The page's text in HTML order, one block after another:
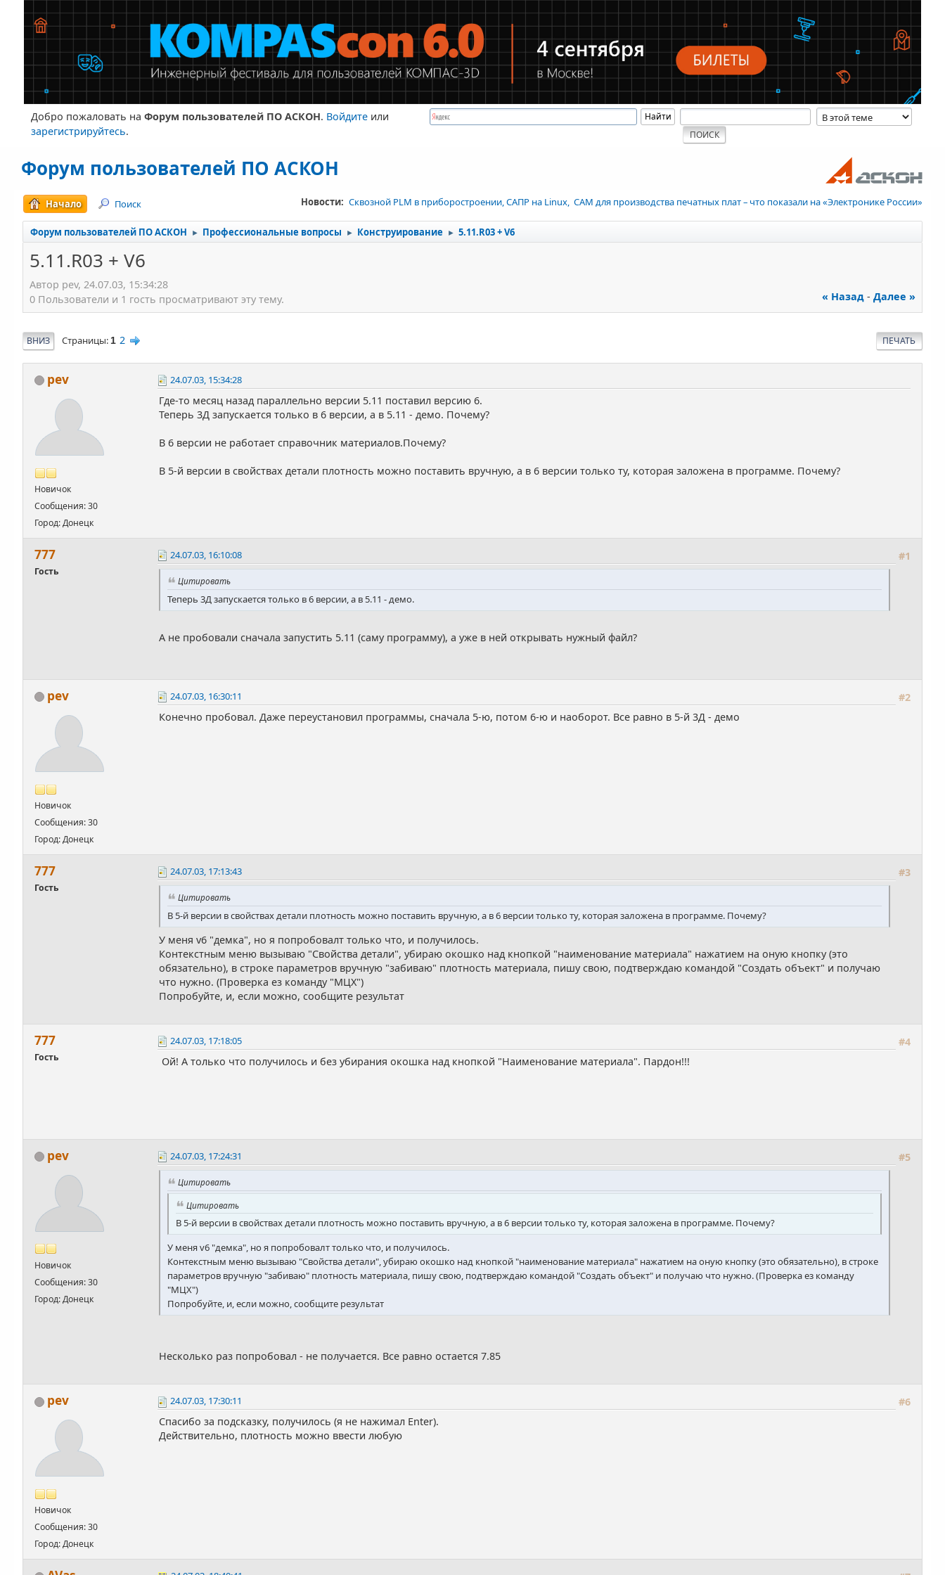
Добро пожаловать на Форум пользователей ПО АСКОН. Войдитеили
зарегистрируйтесь.
Форум пользователей ПО АСКОН
Новости: Сквозной PLM в приборостроении, САПР на Linux, CAM для производства печатных плат – что показали на «Электронике России»
Начало Поиск
Форум пользователей ПО АСКОН ► Профессиональные вопросы ► Конструирование ► 5.11.R03 + V6
5.11.R03 + V6
Автор pev, 24.07.03, 15:34:28
« Назад- Далее »
0 Пользователи и 1 гость просматривают эту тему.
ПЕЧАТЬ
ВНИЗ Страницы 1 2
pev
Новичок
Сообщения: 30
Город: Донецк
24.07.03, 15:34:28
Где-то месяц назад параллельно версии 5.11 поставил версию 6.
Теперь 3Д запускается только в 6 версии, а в 5.11 - демо. Почему?
В 6 версии не работает справочник материалов.Почему?
В 5-й версии в свойствах детали плотность можно поставить вручную, а в 6 версии только ту, которая заложена в программе. Почему?
777
Гость
#1
24.07.03, 16:10:08
Цитировать
Теперь 3Д запускается только в 6 версии, а в 5.11 - демо.
А не пробовали сначала запустить 5.11 (саму программу), а уже в ней открывать нужный файл?
pev
Новичок
Сообщения: 30
Город: Донецк
#2
24.07.03, 16:30:11
Конечно пробовал. Даже переустановил программы, сначала 5-ю, потом 6-ю и наоборот. Все равно в 5-й 3Д - демо
777
Гость
#3
24.07.03, 17:13:43
Цитировать
В 5-й версии в свойствах детали плотность можно поставить вручную, а в 6 версии только ту, которая заложена в программе. Почему?
У меня v6 "демка", но я попробовалт только что, и получилось.
Контекстным меню вызываю "Свойства детали", убираю окошко над кнопкой "наименование материала" нажатием на оную кнопку (это
обязательно), в строке параметров вручную "забиваю" плотность материала, пишу свою, подтверждаю командой "Создать объект" и получаю
что нужно. (Проверка ез команду "МЦХ")
Попробуйте, и, если можно, сообщите результат
777
Гость
#4
24.07.03, 17:18:05
Ой! А только что получилось и без убирания окошка над кнопкой "Наименование материала". Пардон!!!
pev
Новичок
Сообщения: 30
Город: Донецк
#5
24.07.03, 17:24:31
Цитировать
Цитировать
В 5-й версии в свойствах детали плотность можно поставить вручную, а в 6 версии только ту, которая заложена в программе. Почему?
У меня v6 "демка", но я попробовалт только что, и получилось.
Контекстным меню вызываю "Свойства детали", убираю окошко над кнопкой "наименование материала" нажатием на оную кнопку (это обязательно), в строке
параметров вручную "забиваю" плотность материала, пишу свою, подтверждаю командой "Создать объект" и получаю что нужно. (Проверка ез команду
"МЦХ")
Попробуйте, и, если можно, сообщите результат
Несколько раз попробовал - не получается. Все равно остается 7.85
pev
Новичок
Сообщения: 30
Город: Донецк
#6
24.07.03, 17:30:11
Спасибо за подсказку, получилось (я не нажимал Enter).
Действительно, плотность можно ввести любую